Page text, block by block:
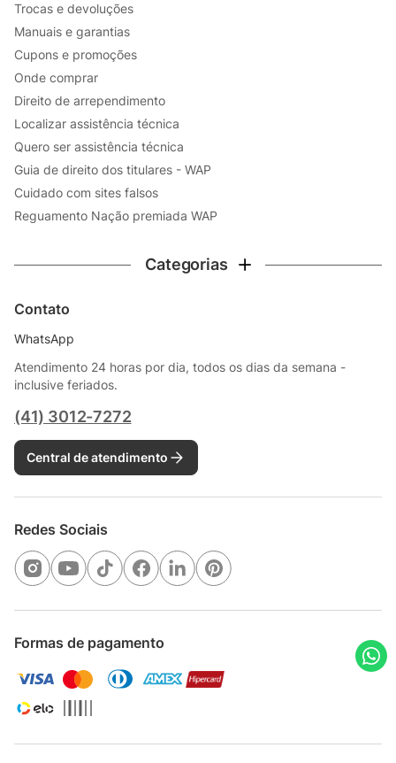
Trocas e devoluções
Manuais e garantias
Cupons e promoções
Onde comprar
Direito de arrependimento
Localizar assistência técnica
Quero ser assistência técnica
Guia de direito dos titulares - WAP
Cuidado com sites falsos
Reguamento Nação premiada WAP
Categorias
Contato
WhatsApp
Atendimento 24 horas por dia, todos os dias da semana -
inclusive feriados.
(41) 3012-7272
Central de atendimento
Redes Sociais
Formas de pagamento